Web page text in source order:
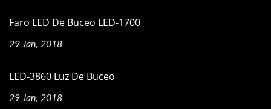
Faro LED De Buceo LED-1700
29 Jan, 2018
LED-3860 Luz De Buceo
29 Jan, 2018